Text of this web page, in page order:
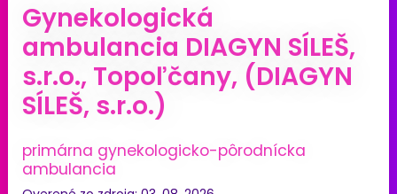
Gynekologická
ambulancia DIAGYN SÍLEŠ,
s.r.o., Topoľčany, (DIAGYN
SÍLEŠ, s.r.o.)
primárna gynekologicko-pôrodnícka
ambulancia